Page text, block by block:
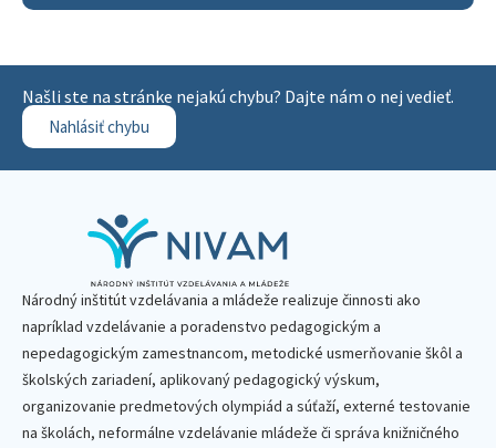
Našli ste na stránke nejakú chybu? Dajte nám o nej vedieť.
Nahlásiť chybu
Národný inštitút vzdelávania a mládeže realizuje činnosti ako
napríklad vzdelávanie a poradenstvo pedagogickým a
nepedagogickým zamestnancom, metodické usmerňovanie škôl a
školských zariadení, aplikovaný pedagogický výskum,
organizovanie predmetových olympiád a súťaží, externé testovanie
na školách, neformálne vzdelávanie mládeže či správa knižničného